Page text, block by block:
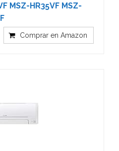
MSZ-HR35VF MSZ-
Comprar en Amazon